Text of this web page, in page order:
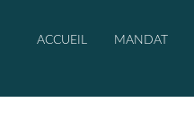
ACCUEIL MANDAT